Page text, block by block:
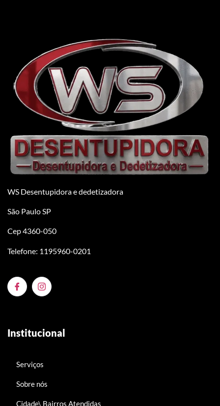
WS Desentupidora e dedetizadora
São Paulo SP
Cep 4360-050
Telefone: 1195960-0201
Institucional
Serviços
Sobre nós
Cidade\ Bairros Atendidas